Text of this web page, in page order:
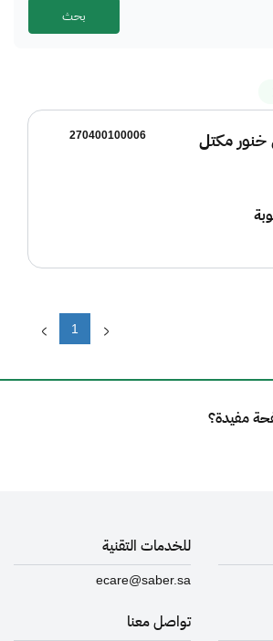
270400100006 مكتل
1
مفيدة؟
للخدمات التقنية
ecare@saber.sa
تواصل معنا